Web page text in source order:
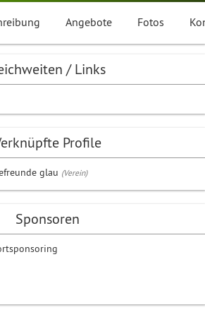
Angebote Fotos
/ Links
Profile
glau (Verein)
Sponsoren